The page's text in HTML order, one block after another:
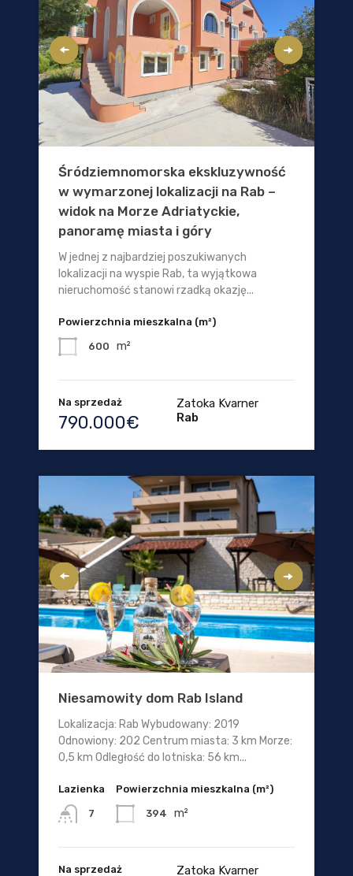
Śródziemnomorska ekskluzywność
w wymarzonej lokalizacji na Rab –
widok na Morze Adriatyckie,
panoramę miasta i góry
W jednej z najbardziej poszukiwanych
lokalizacji na wyspie Rab, ta wyjątkowa
nieruchomość stanowi rzadką okazję...
Powierzchnia mieszkalna (m²)
600 m²
Na sprzedaż
790.000€
Zatoka Kvarner
Rab
Niesamowity dom Rab Island
Lokalizacja: Rab Wybudowany: 2019
Odnowiony: 202 Centrum miasta: 3 km Morze:
0,5 km Odległość do lotniska: 56 km...
Lazienka
7
Powierzchnia mieszkalna (m²)
394 m²
Na sprzedaż
Zatoka Kvarner